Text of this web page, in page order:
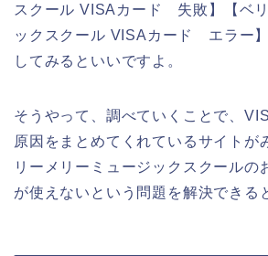
スクール VISAカード 失敗】【ベ
ックスクール VISAカード エラー
してみるといいですよ。
そうやって、調べていくことで、
原因をまとめてくれているサイトが
リーメリーミュージックスクールの
が使えないという問題を解決できる